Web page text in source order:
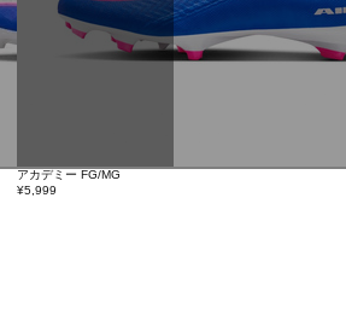
アカデミー FG/MG
¥5,999